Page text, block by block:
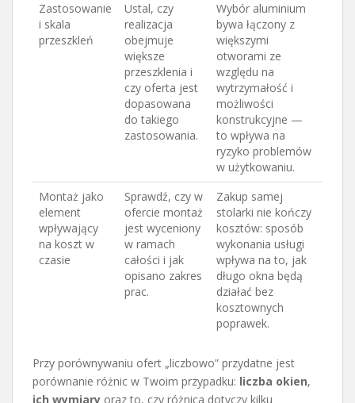
Zastosowanie
i skala
przeszkleń
Ustal, czy
realizacja
obejmuje
większe
przeszklenia i
czy oferta jest
dopasowana
do takiego
zastosowania.
Wybór aluminium
bywa łączony z
większymi
otworami ze
względu na
wytrzymałość i
możliwości
konstrukcyjne —
to wpływa na
ryzyko problemów
w użytkowaniu.
Montaż jako
element
wpływający
na koszt w
czasie
Sprawdź, czy w
ofercie montaż
jest wyceniony
w ramach
całości i jak
opisano zakres
prac.
Zakup samej
stolarki nie kończy
kosztów: sposób
wykonania usługi
wpływa na to, jak
długo okna będą
działać bez
kosztownych
poprawek.
Przy porównywaniu ofert „liczbowo” przydatne jest
porównanie różnic w Twoim przypadku: liczba okien,
ich wymiary oraz to, czy różnica dotyczy kilku